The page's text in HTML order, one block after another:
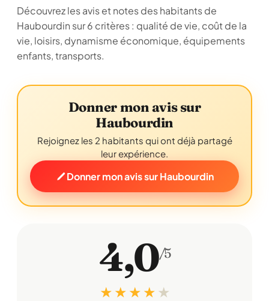
Découvrez les avis et notes des habitants de
Haubourdin sur 6 critères : qualité de vie, coût de la
vie, loisirs, dynamisme économique, équipements
enfants, transports.
Donner mon avis sur
Haubourdin
Rejoignez les 2 habitants qui ont déjà partagé
leur expérience.
Donner mon avis sur Haubourdin
4,0/5
★ ★ ★ ★ ★